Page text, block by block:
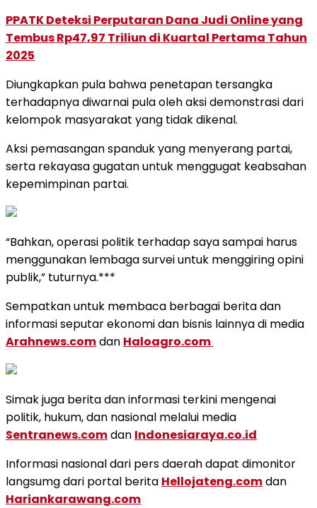
PPATK Deteksi Perputaran Dana Judi Online yang
Tembus Rp47,97 Triliun di Kuartal Pertama Tahun
2025
Diungkapkan pula bahwa penetapan tersangka
terhadapnya diwarnai pula oleh aksi demonstrasi dari
kelompok masyarakat yang tidak dikenal.
Aksi pemasangan spanduk yang menyerang partai,
serta rekayasa gugatan untuk menggugat keabsahan
kepemimpinan partai.
“Bahkan, operasi politik terhadap saya sampai harus
menggunakan lembaga survei untuk menggiring opini
publik,” tuturnya.***
Sempatkan untuk membaca berbagai berita dan
informasi seputar ekonomi dan bisnis lainnya di media
Arahnews.comdan Haloagro.com
Simak juga berita dan informasi terkini mengenai
politik, hukum, dan nasional melalui media
Sentranews.comdan Indonesiaraya.co.id
Informasi nasional dari pers daerah dapat dimonitor
langsumg dari portal berita Hellojateng.comdan
Hariankarawang.com